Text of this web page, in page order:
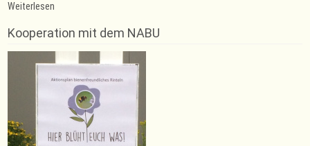
Weiterlesen
Futsal
Verbandsliga
wird
am
02.
September
Rinteln
ausgetragen
Kooperation mit dem NABU